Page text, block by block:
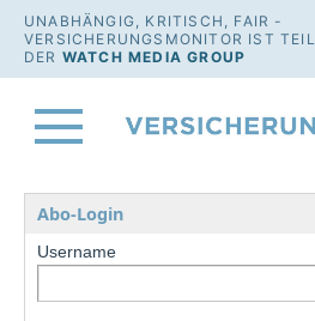
UNABHÄNGIG, KRITISCH, FAIR -
VERSICHERUNGSMONITOR IST TEIL
DER WATCH MEDIA GROUP
Abo-Login
Username